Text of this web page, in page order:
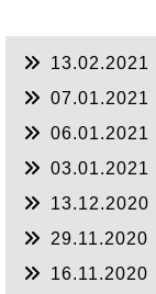
13.02.2021
07.01.2021
06.01.2021
03.01.2021
13.12.2020
29.11.2020
16.11.2020